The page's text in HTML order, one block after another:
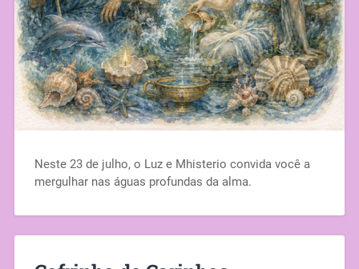
Neste 23 de julho, o Luz e Mhisterio convida você a
mergulhar nas águas profundas da alma.